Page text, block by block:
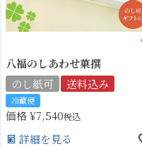
八福のしあわせ菓撰
のし紙可
送料込み
冷蔵便
価格¥7,540税込
詳細を見る